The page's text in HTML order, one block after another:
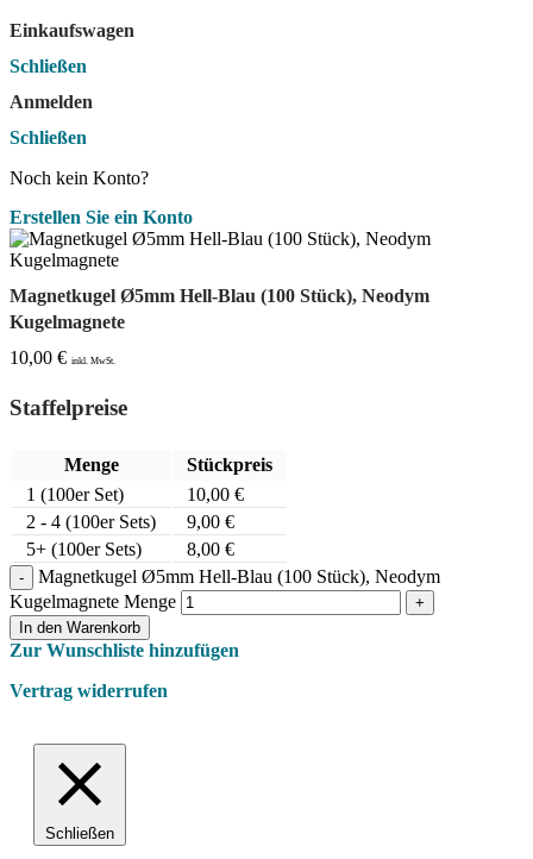
Einkaufswagen
Schließen
Anmelden
Schließen
Noch kein Konto?
Erstellen Sie ein Konto
Magnetkugel Ø5mm Hell-Blau (100 Stück), Neodym
Kugelmagnete
10,00 € inkl. MwSt.
Staffelpreise
Menge
Stückpreis
1 (100er Set) 10,00 €
2 - 4 (100er Sets)
9,00 €
5+ (100er Sets)
8,00 €
Magnetkugel Ø5mm Hell-Blau (100 Stück), Neodym
Kugelmagnete Menge
In den Warenkorb
Zur Wunschliste hinzufügen
Vertrag widerrufen
Schließen